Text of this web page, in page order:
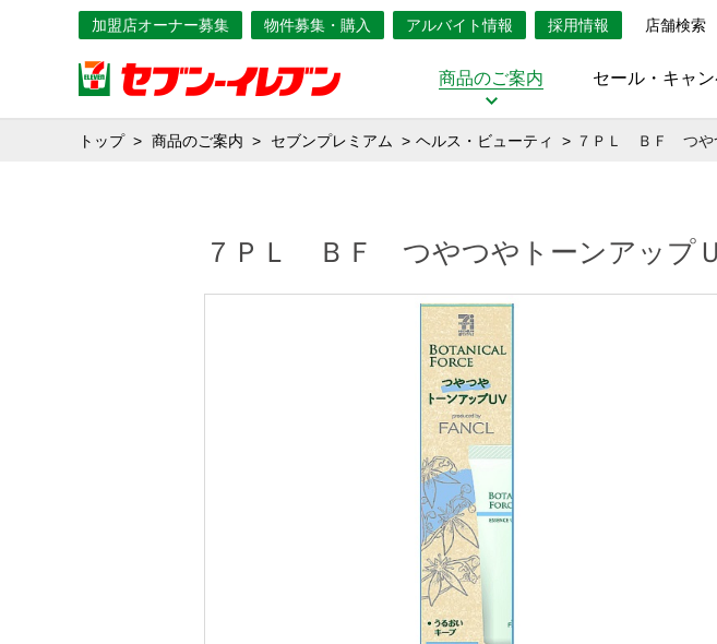
加盟店オーナー募集 物件募集・購入 アルバイト情報 採用情報 店舗検索
商品のご案内 セール・キャ
トップ 商品のご案内 セブンプレミアム ヘルス・ビューティ ７ＰＬ ＢＦ つや
７ＰＬ ＢＦ つやつやトーンアップ